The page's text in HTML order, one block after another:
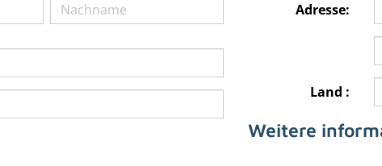
Adresse:
Land :
Weitere